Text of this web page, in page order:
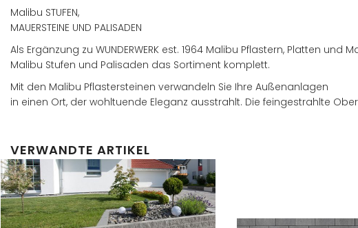
Malibu STUFEN,
MAUERSTEINE UND PALISADEN
Als Ergänzung zu WUNDERWERK est. 1964 Malibu Pflastern, Platten und
Malibu Stufen und Palisaden das Sortiment komplett.
Mit den Malibu Pflastersteinen verwandeln Sie Ihre Außenanlagen
in einen Ort, der wohltuende Eleganz ausstrahlt. Die feingestrahlte
VERWANDTE ARTIKEL